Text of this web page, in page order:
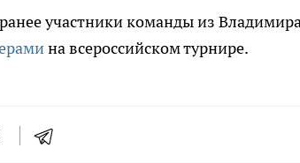
участники команды из
на всероссийском турнире.